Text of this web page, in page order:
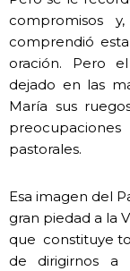
compromisos
comprendió
oración. Pero
dejado en las
María sus
pastorales.
Esa imagen del
gran piedad a la
que constituye
de dirigirnos a